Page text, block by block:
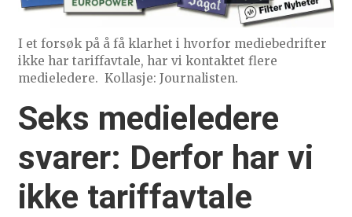
I et forsøk på å få klarhet i hvorfor mediebedrifter
ikke har tariffavtale, har vi kontaktet flere
medieledere. Kollasje: Journalisten.
Seks medieledere
svarer: Derfor har vi
ikke tariffavtale